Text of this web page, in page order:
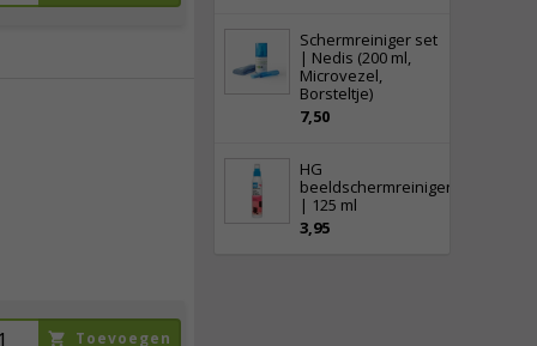
Schermreiniger set
| Nedis (200 ml,
Microvezel,
Borsteltje)
7,50
HG
beeldschermreiniger
| 125 ml
3,95
Toevoegen